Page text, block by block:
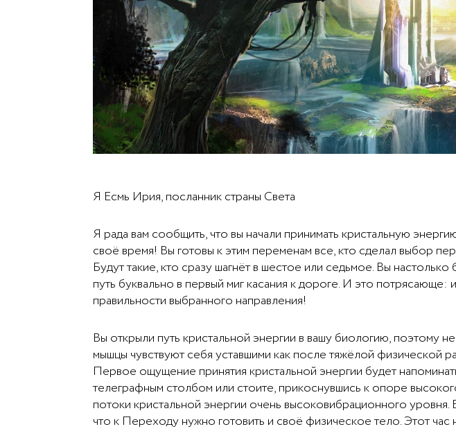
Я Есмь Ирия, посланник страны Света
Я рада вам сообщить, что вы начали принимать кристальную
своё время! Вы готовы к этим переменам все, кто сделал выбор
Будут такие, кто сразу шагнёт в шестое или седьмое. Вы
путь буквально в первый миг касания к дороге. И это потрясающе:
правильности выбранного направления!
Вы открыли путь кристальной энергии в вашу биологию, поэтому
мышцы чувствуют себя уставшими как после тяжёлой
Первое ощущение принятия кристальной энергии будет
телеграфным столбом или стоите, прикоснувшись к опоре
потоки кристальной энергии очень высоковибрационного
что к Переходу нужно готовить и своё физическое тело. Этот час